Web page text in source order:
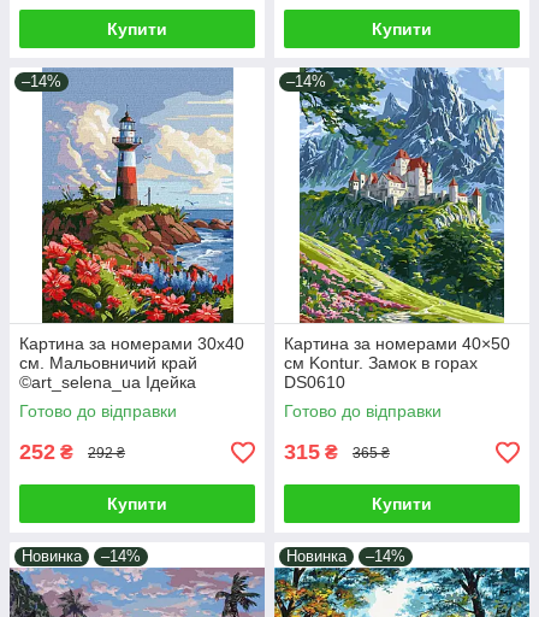
Купити Купити
–14%
Картина за номерами 30х40
см. Мальовничий край
©art_selena_ua Ідейка
КНО2790
Готово до відправки
252 ₴ 292 ₴
Купити
–14%
Картина за номерами 40×50
см Kontur. Замок в горах
DS0610
Готово до відправки
315 ₴ 365 ₴
Купити
Новинка –14% Новинка –14%